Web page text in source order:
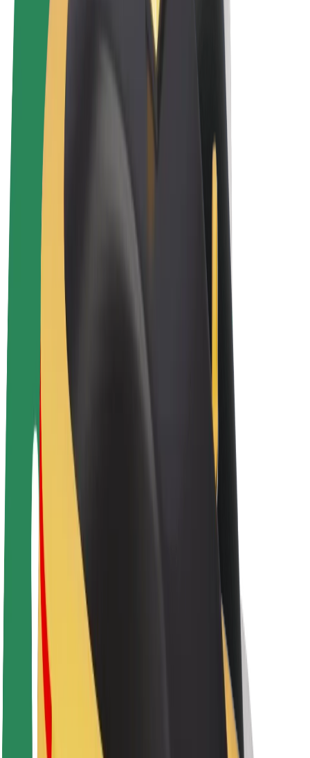
Patinetes
Bolt Market
Bolt Food
Bolt Drive
Bolt para empresas
Colabora con Bolt
Ingresos de repartidor
Comercios de Bolt Food
Flotas
Franquicias
Empresa
Trabaja con nosotros
Acerca de Bolt
Sostenibilidad en Bolt
Project Zero
Blog
Sala de prensa
Directrices de la marca
Misión
Relación con inversores
Liderazgo
Medios
Fondo Urbano
Seguridad
Seguridad para usuarios